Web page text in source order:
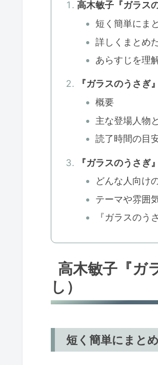
高木敏子『ガラス
短く簡単にま
詳しくまとめ
あらすじを理
『ガラスのうさぎ
概要
主な登場人物
読了時間の目
『ガラスのうさぎ
どんな人向け
テーマや雰囲
『ガラスのう
高木敏子『ガ
し）
短く簡単にまと